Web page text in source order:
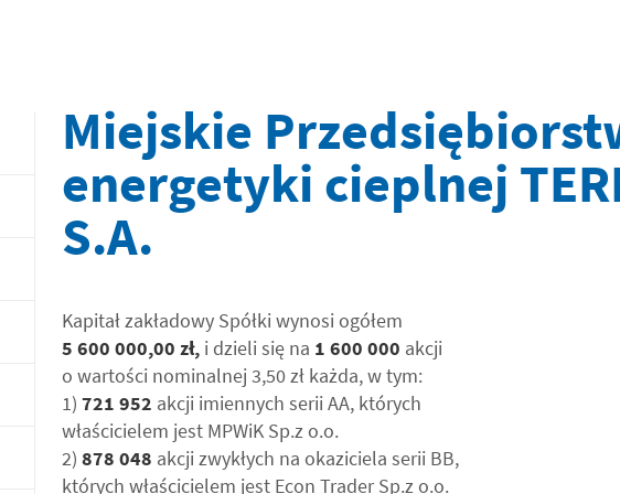
Miejskie
energetyki cieplnej
S.A.
Kapitał zakładowy Spółki wynosi ogółem
5 600 000,00 zł, i dzieli się na 1 600 000 akcji
o wartości nominalnej 3,50 zł każda, w tym:
1) 721 952 akcji imiennych serii AA, których
właścicielem jest MPWiK Sp.z o.o.
2) 878 048 akcji zwykłych na okaziciela serii BB,
których właścicielem jest Econ Trader Sp.z o.o.